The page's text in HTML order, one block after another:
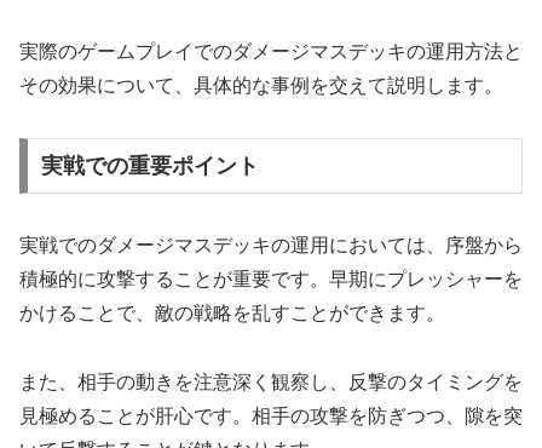
実際のゲームプレイでのダメージマスデッキの運用方法と
その効果について、具体的な事例を交えて説明します。
実戦での重要ポイント
実戦でのダメージマスデッキの運用においては、序盤から
積極的に攻撃することが重要です。早期にプレッシャーを
かけることで、敵の戦略を乱すことができます。
また、相手の動きを注意深く観察し、反撃のタイミングを
見極めることが肝心です。相手の攻撃を防ぎつつ、隙を突